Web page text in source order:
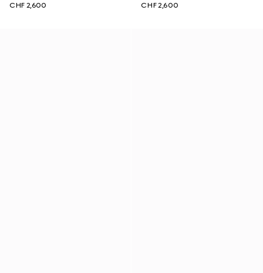
CHF 2,600
CHF 2,600